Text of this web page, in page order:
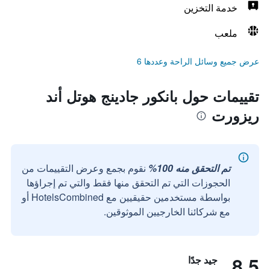
خدمة التخزين
ملعب
عرض جميع وسائل الراحة وعددها 6
تقييمات حول بانكور جادينج هوتل أند
ريزورت
تم التحقق منه 100%
نقوم بجمع وعرض التقييمات من
الحجوزات التي تم التحقق منها فقط والتي تم إجراؤها
بواسطة مستخدمين حقيقيين مع HotelsCombined أو
مع شركائنا الخارجيين الموثوقين.
جيد جدًا